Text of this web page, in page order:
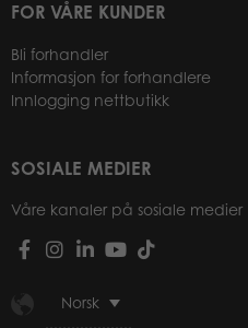
FOR VÅRE KUNDER
Bli forhandler
Informasjon for forhandlere
Innlogging nettbutikk
SOSIALE MEDIER
Våre kanaler på sosiale medier
Norsk